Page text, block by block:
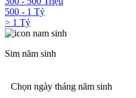
500 - 1 Tỷ
> 1 Tỷ
Sim năm sinh
Chọn ngày tháng năm sinh